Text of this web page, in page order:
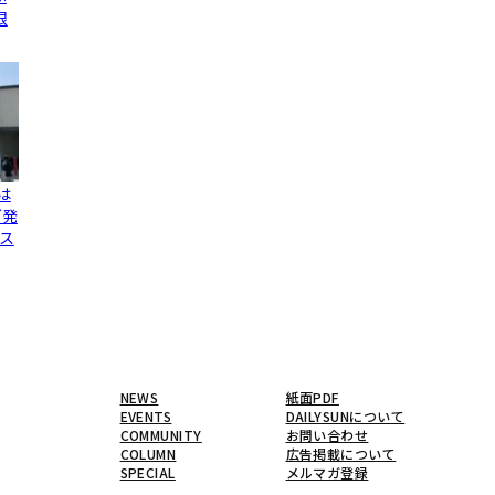
NEWS
EVENTS
COMMUNITY
COLUMN
SPECIAL
紙面PDF
DAILYSUNについて
お問い合わせ
広告掲載について
メルマガ登録